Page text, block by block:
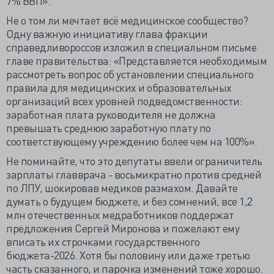
Не о том ли мечтает всё медицинское сообщество?
Одну важную инициативу глава фракции
справедливороссов изложил в специальном письме
главе правительства: «Представляется необходимым
рассмотреть вопрос об установлении специального
правила для медицинских и образовательных
организаций всех уровней подведомственности:
заработная плата руководителя не должна
превышать среднюю заработную плату по
соответствующему учреждению более чем на 100%».
Не поминайте, что это депутаты ввели ограничитель
зарплаты главврача - восьмикратно против средней
по ЛПУ, шокировав медиков размахом. Давайте
думать о будущем бюджете, и без сомнений, все 1,2
млн отечественных медработников поддержат
предложения Сергей Миронова и пожелают ему
вписать их строчками государственного
бюджета-2026. Хотя бы половину или даже третью
часть сказанного, и парочка изменений тоже хорошо.